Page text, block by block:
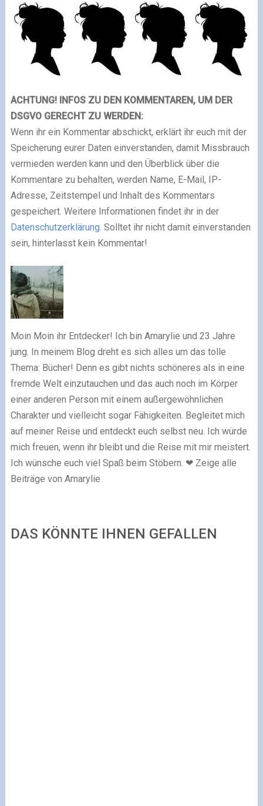
ACHTUNG! INFOS ZU DEN KOMMENTAREN, UM DER
DSGVO GERECHT ZU WERDEN:
Wenn ihr ein Kommentar abschickt, erklärt ihr euch mit der
Speicherung eurer Daten einverstanden, damit Missbrauch
vermieden werden kann und den Überblick über die
Kommentare zu behalten, werden Name, E-Mail, IP-
Adresse, Zeitstempel und Inhalt des Kommentars
gespeichert. Weitere Informationen findet ihr in der
Datenschutzerklärung. Solltet ihr nicht damit einverstanden
sein, hinterlasst kein Kommentar!
Moin Moin ihr Entdecker! Ich bin Amarylie und 23 Jahre
jung. In meinem Blog dreht es sich alles um das tolle
Thema: Bücher! Denn es gibt nichts schöneres als in eine
fremde Welt einzutauchen und das auch noch im Körper
einer anderen Person mit einem außergewöhnlichen
Charakter und vielleicht sogar Fähigkeiten. Begleitet mich
auf meiner Reise und entdeckt euch selbst neu. Ich würde
mich freuen, wenn ihr bleibt und die Reise mit mir meistert.
Ich wünsche euch viel Spaß beim Stöbern. ❤ Zeige alle
Beiträge von Amarylie
DAS KÖNNTE IHNEN GEFALLEN